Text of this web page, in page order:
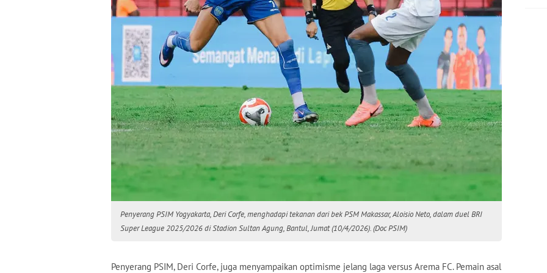
Penyerang PSIM Yogyakarta, Deri Corfe, menghadapi tekanan dari bek PSM Makassar, Aloisio Neto, dalam duel BRI
Super League 2025/2026 di Stadion Sultan Agung, Bantul, Jumat (10/4/2026). (Doc PSIM)
Penyerang PSIM, Deri Corfe, juga menyampaikan optimisme jelang laga versus Arema FC. Pemain asal